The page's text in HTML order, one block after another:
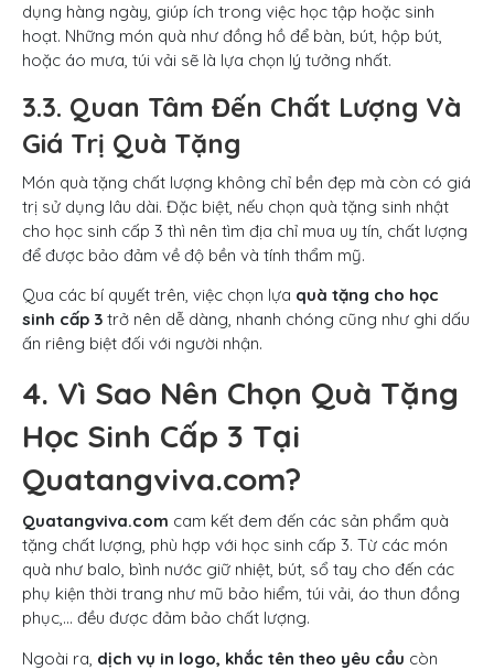
dụng hàng ngày, giúp ích trong việc học tập hoặc sinh
hoạt. Những món quà như đồng hồ để bàn, bút, hộp bút,
hoặc áo mưa, túi vải sẽ là lựa chọn lý tưởng nhất.
3.3. Quan Tâm Đến Chất Lượng Và
Giá Trị Quà Tặng
Món quà tặng chất lượng không chỉ bền đẹp mà còn có giá
trị sử dụng lâu dài. Đặc biệt, nếu chọn quà tặng sinh nhật
cho học sinh cấp 3 thì nên tìm địa chỉ mua uy tín, chất lượng
để được bảo đảm về độ bền và tính thẩm mỹ.
Qua các bí quyết trên, việc chọn lựa quà tặng cho học
sinh cấp 3 trở nên dễ dàng, nhanh chóng cũng như ghi dấu
ấn riêng biệt đối với người nhận.
4. Vì Sao Nên Chọn Quà Tặng
Học Sinh Cấp 3 Tại
Quatangviva.com?
Quatangviva.com cam kết đem đến các sản phẩm quà
tặng chất lượng, phù hợp với học sinh cấp 3. Từ các món
quà như balo, bình nước giữ nhiệt, bút, sổ tay cho đến các
phụ kiện thời trang như mũ bảo hiểm, túi vải, áo thun đồng
phục,… đều được đảm bảo chất lượng.
Ngoài ra, dịch vụ in logo, khắc tên theo yêu cầu còn